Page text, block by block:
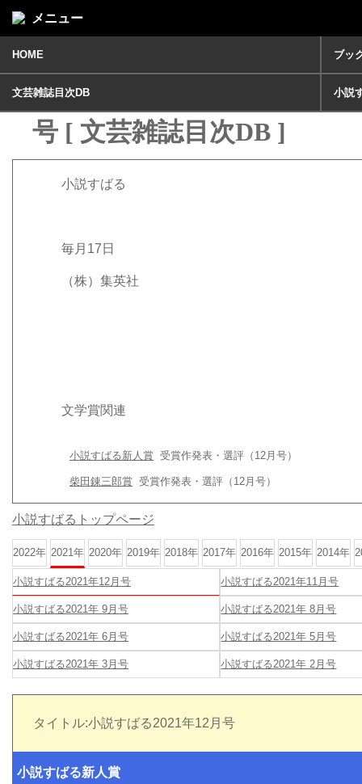
メニュー
HOME ブッ
文芸雑誌目次DB 小説
小説すばる2021年12月
号 [ 文芸雑誌目次DB ]
小説すばる
毎月17日
（株）集英社
文学賞関連
小説すばる新人賞 受賞作発表・選評（12月号）
柴田錬三郎賞 受賞作発表・選評（12月号）
小説すばるトップページ
2022年 2021年 2020年 2019年 2018年 2017年 2016年 2015年 2014年
小説すばる2021年12月号 小説すばる2021年11月号
小説すばる2021年 9月号 小説すばる2021年 8月号
小説すばる2021年 6月号 小説すばる2021年 5月号
小説すばる2021年 3月号 小説すばる2021年 2月号
タイトル:小説すばる2021年12月号
小説すばる新人賞